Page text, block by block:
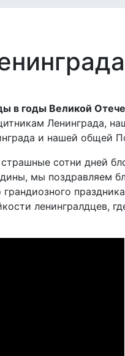
в годы Великой
Ленинграда,
и нашей общей
сотни дней
мы поздравляем
ленингралдцев,